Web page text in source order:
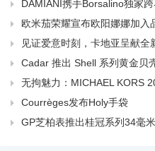

DAMIANI携手Borsalino独家跨界合作

欧米茄荣耀宣布欧阳娜娜加入品牌

见证爱意时刻，卡地亚呈献全新

Cadar 推出 Shell 系列黄金贝壳项链

无拘魅力：MICHAEL KORS 2024春夏系

Courrèges发布Holy手袋

GP芝柏表推出桂冠系列34毫